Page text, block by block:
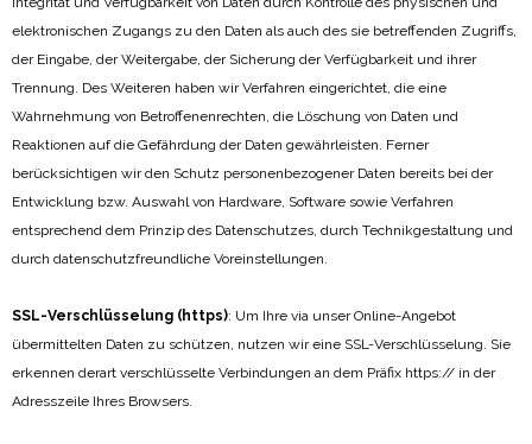
elektronischen Zugangs zu den Daten als auch des sie betreffenden Zugriffs,
der Eingabe, der Weitergabe, der Sicherung der Verfügbarkeit und ihrer
Trennung. Des Weiteren haben wir Verfahren eingerichtet, die eine
Wahrnehmung von Betroffenenrechten, die Löschung von Daten und
Reaktionen auf die Gefährdung der Daten gewährleisten. Ferner
berücksichtigen wir den Schutz personenbezogener Daten bereits bei der
Entwicklung bzw. Auswahl von Hardware, Software sowie Verfahren
entsprechend dem Prinzip des Datenschutzes, durch Technikgestaltung und
durch datenschutzfreundliche Voreinstellungen.
SSL-Verschlüsselung (https): Um Ihre via unser Online-Angebot
übermittelten Daten zu schützen, nutzen wir eine SSL-Verschlüsselung. Sie
erkennen derart verschlüsselte Verbindungen an dem Präfix https:// in der
Adresszeile Ihres Browsers.